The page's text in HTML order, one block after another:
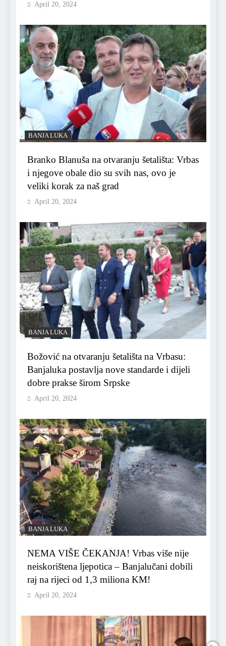
April 20, 2024
BANJA LUKA
Branko Blanuša na otvaranju šetališta: Vrbas
i njegove obale dio su svih nas, ovo je
veliki korak za naš grad
April 20, 2024
BANJA LUKA
Božović na otvaranju šetališta na Vrbasu:
Banjaluka postavlja nove standarde i dijeli
dobre prakse širom Srpske
April 20, 2024
BANJA LUKA
NEMA VIŠE ČEKANJA! Vrbas više nije
neiskorištena ljepotica – Banjalučani dobili
raj na rijeci od 1,3 miliona KM!
April 20, 2024